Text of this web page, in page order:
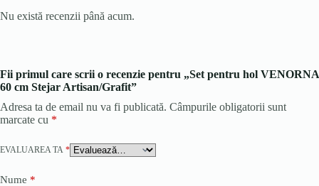
Nu există recenzii până acum.
Fii primul care scrii o recenzie pentru „Set pentru hol VENORNA
60 cm Stejar Artisan/Grafit”
Adresa ta de email nu va fi publicată. Câmpurile obligatorii sunt
marcate cu *
EVALUAREA TA *
Nume *